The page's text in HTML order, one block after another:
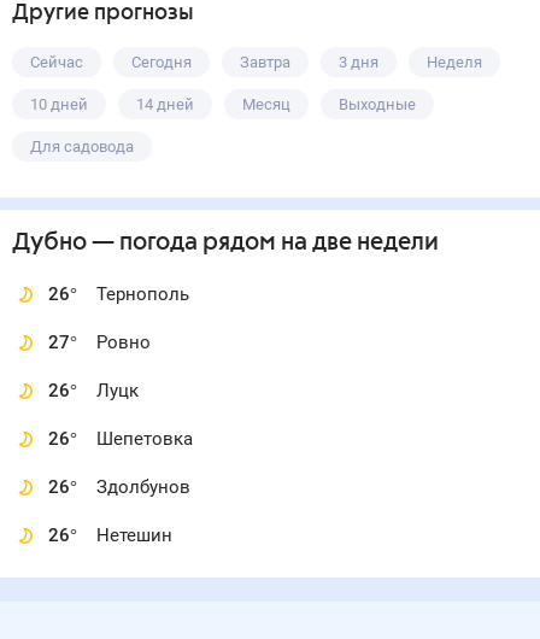
Другие прогнозы
Сейчас Сегодня Завтра 3 дня Неделя
10 дней 14 дней Месяц Выходные
Для садовода
Дубно— погода рядом на две недели
26° Тернополь
27° Ровно
26° Луцк
26° Шепетовка
26° Здолбунов
26° Нетешин